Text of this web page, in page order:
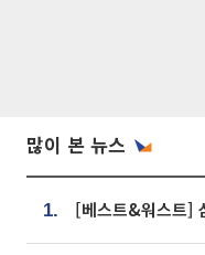
많이 본 뉴스
1.